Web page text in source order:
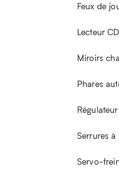
Feux de
Lecteur
Miroirs
Phares
Serrures à
Servo-